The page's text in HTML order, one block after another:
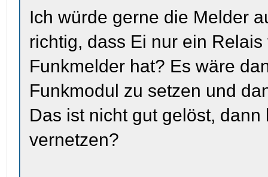
Ich würde gerne die Melder
richtig, dass Ei nur ein
Funkmelder hat? Es wäre
Funkmodul zu setzen und
Das ist nicht gut gelöst,
vernetzen?